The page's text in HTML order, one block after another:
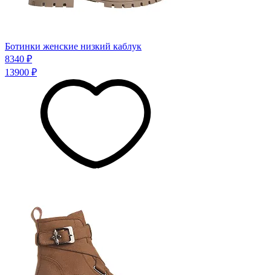
Ботинки женские низкий каблук
8340 ₽
13900 ₽